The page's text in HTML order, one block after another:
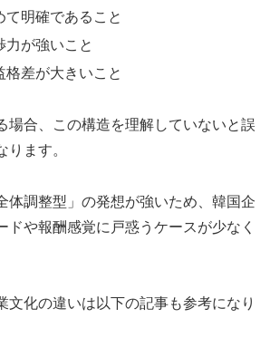
て明確であること
力が強いこと
格差が大きいこと
場合、この構造を理解していないと誤
ります。
体調整型」の発想が強いため、韓国企
ドや報酬感覚に戸惑うケースが少なく
文化の違いは以下の記事も参考になり